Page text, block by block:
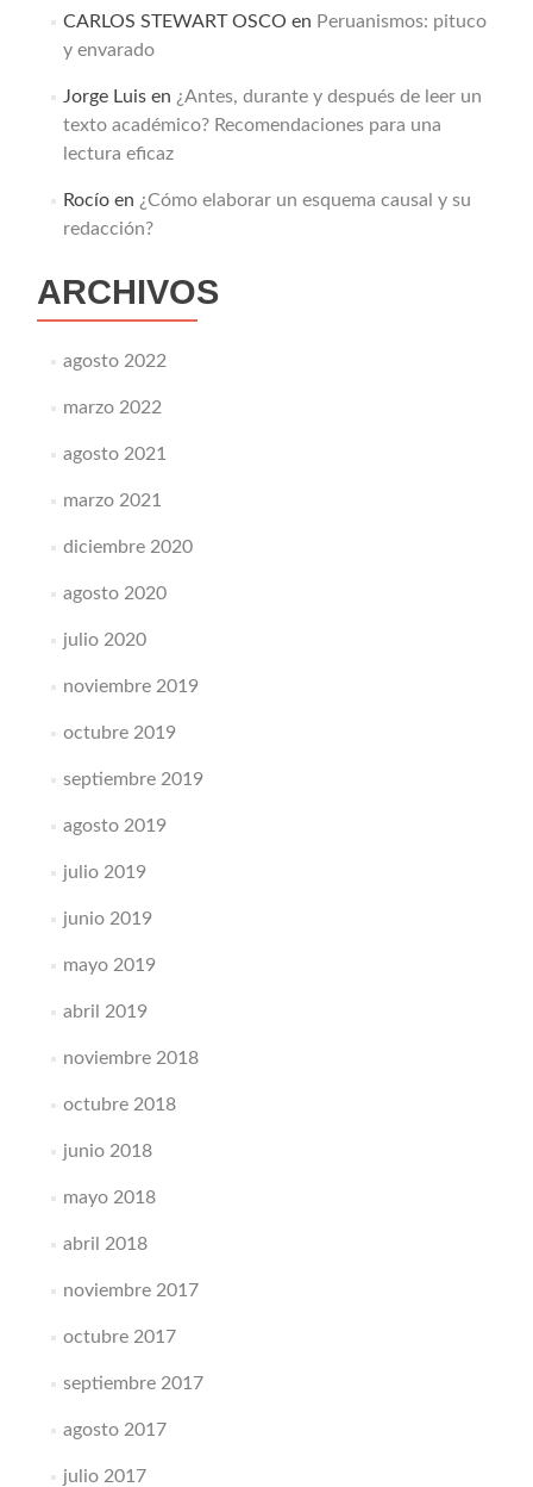
CARLOS STEWART OSCO en Peruanismos: pituco
y envarado
Jorge Luisen ¿Antes, durante y después de leer un
texto académico? Recomendaciones para una
lectura eficaz
Rocíoen ¿Cómo elaborar un esquema causal y su
redacción?
ARCHIVOS
agosto 2022
marzo 2022
agosto 2021
marzo 2021
diciembre 2020
agosto 2020
julio 2020
noviembre 2019
octubre 2019
septiembre 2019
agosto 2019
julio 2019
junio 2019
mayo 2019
abril 2019
noviembre 2018
octubre 2018
junio 2018
mayo 2018
abril 2018
noviembre 2017
octubre 2017
septiembre 2017
agosto 2017
julio 2017